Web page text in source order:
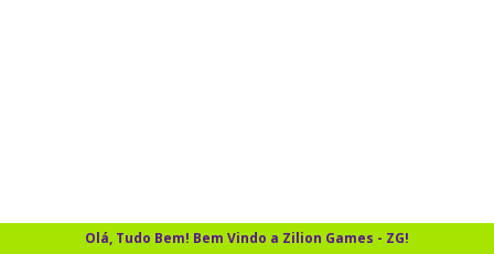
Olá, Tudo Bem! Bem Vindo a Zilion Games - ZG!